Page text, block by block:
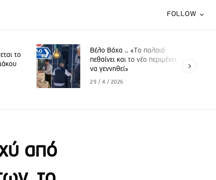
FOLLOW
το
Βέλο Βόχα .. «Το παλαιό
πεθαίνει και το νέο περιμένει
να γεννηθεί»
29 / 4 / 2026
από